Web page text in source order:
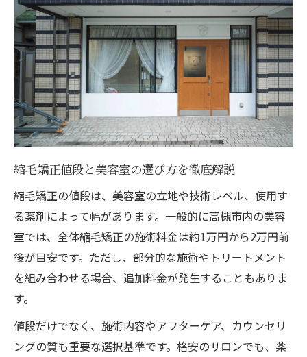
縮毛矯正値段と美容室の選び方を徹底解説
縮毛矯正の値段は、美容室の立地や技術レベル、使用す
る薬剤によって幅があります。一般的に高槻市内の美容
室では、全体縮毛矯正の施術料金は約1万円から2万円前
後が目安です。ただし、部分的な施術やトリートメント
を組み合わせる場合、追加料金が発生することもありま
す。
値段だけでなく、施術内容やアフターケア、カウンセリ
ングの質も重要な選択基準です。格安のサロンでも、薬